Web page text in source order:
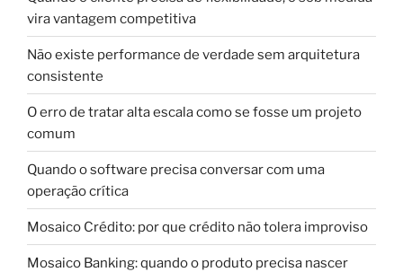
vira vantagem competitiva
Não existe performance de verdade sem arquitetura
consistente
O erro de tratar alta escala como se fosse um projeto
comum
Quando o software precisa conversar com uma
operação crítica
Mosaico Crédito: por que crédito não tolera improviso
Mosaico Banking: quando o produto precisa nascer